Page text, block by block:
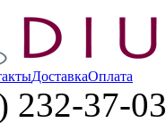
ДоставкаОплата
232-37-03